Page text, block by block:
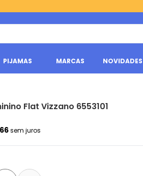
PIJAMAS MARCAS NOVIDADES
Flat Vizzano 6553101
sem juros